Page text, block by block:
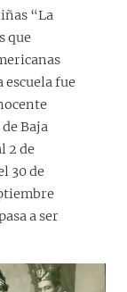
“La
que
escuela fue
Baja
2 de
30 de
a ser